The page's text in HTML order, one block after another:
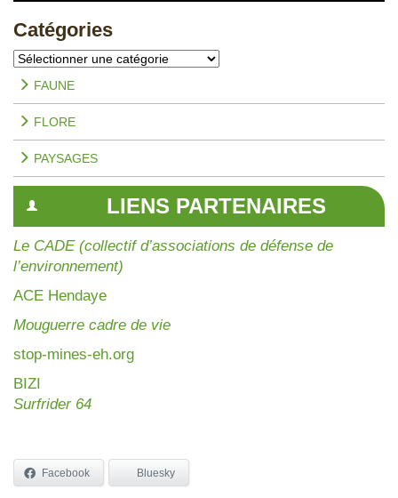
Catégories
Catégories
FAUNE
FLORE
PAYSAGES
LIENS PARTENAIRES
Le CADE (collectif d’associations de défense de
l’environnement)
ACE Hendaye
Mouguerre cadre de vie
stop-mines-eh.org
BIZI
Surfrider 64
Facebook Bluesky